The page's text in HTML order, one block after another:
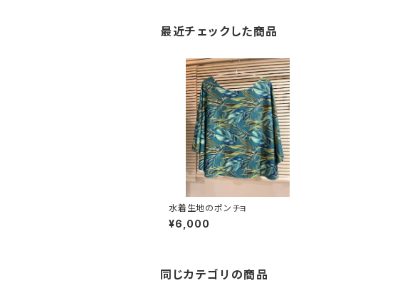
最近チェックした商品
水着生地のポンチョ
¥6,000
同じカテゴリの商品